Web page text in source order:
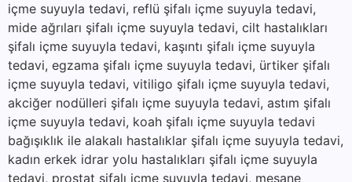
içme suyuyla tedavi, reflü şifalı içme suyuyla tedavi,
mide ağrıları şifalı içme suyuyla tedavi, cilt hastalıkları
şifalı içme suyuyla tedavi, kaşıntı şifalı içme suyuyla
tedavi, egzama şifalı içme suyuyla tedavi, ürtiker şifalı
içme suyuyla tedavi, vitiligo şifalı içme suyuyla tedavi,
akciğer nodülleri şifalı içme suyuyla tedavi, astım şifalı
içme suyuyla tedavi, koah şifalı içme suyuyla tedavi
bağışıklık ile alakalı hastalıklar şifalı içme suyuyla tedavi,
kadın erkek idrar yolu hastalıkları şifalı içme suyuyla
tedavi, prostat şifalı içme suyuyla tedavi, mesane